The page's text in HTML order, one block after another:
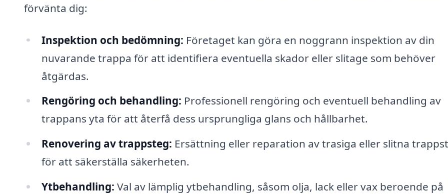
förvänta dig:
Inspektion och bedömning: Företaget kan göra en noggrann inspektion av din
nuvarande trappa för att identifiera eventuella skador eller slitage som behöver
åtgärdas.
Rengöring och behandling: Professionell rengöring och eventuell behandling av
trappans yta för att återfå dess ursprungliga glans och hållbarhet.
Renovering av trappsteg: Ersättning eller reparation av trasiga eller slitna
för att säkerställa säkerheten.
Ytbehandling: Val av lämplig ytbehandling, såsom olja, lack eller vax beroende på